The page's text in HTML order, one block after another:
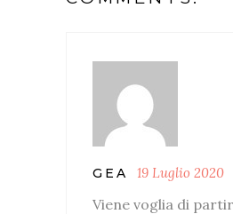
GEA 19 Luglio 2020
Viene voglia di